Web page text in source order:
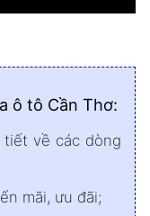
ô tô Cần Thơ:
tiết về các dòng
mãi, ưu đãi;